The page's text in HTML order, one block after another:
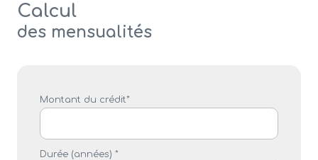
Calcul
des mensualités
Montant du crédit*
Durée (années) *